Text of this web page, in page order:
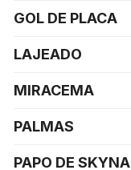
GOL DE PLACA
LAJEADO
MIRACEMA
PALMAS
PAPO DE SKYNA